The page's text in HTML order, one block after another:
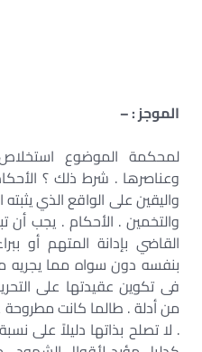
الموجز : –
لمحكمة الموضوع
وعناصرها . شرط ذلك ؟
واليقين على الواقع الذي
والتخمين . الأحكام . يجب أن
القاضي بإدانة المتهم أو
بنفسه دون سواه مما يجريه
فى تكوين عقيدتها على
من أدلة . طالما كانت مطروحة
. لا تصلح بذاتها دليلاً على